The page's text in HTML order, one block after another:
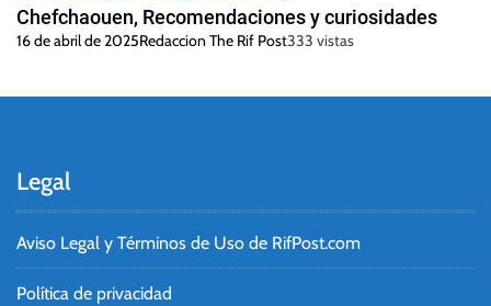
Chefchaouen, Recomendaciones y curiosidades
16 de abril de 2025Redaccion The Rif Post333 vistas
Legal
Aviso Legal y Términos de Uso de RifPost.com
Política de privacidad